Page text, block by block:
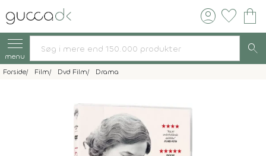
account_circle favorite shopping_bag
menu search
Forside Film Dvd Film Drama